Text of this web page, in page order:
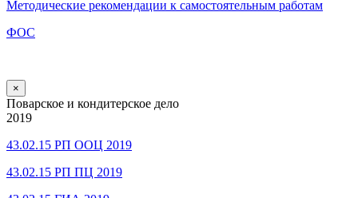
Методические рекомендации к самостоятельным работам
ФОС
×
Поварское и кондитерское дело
2019
43.02.15 РП ООЦ 2019
43.02.15 РП ПЦ 2019